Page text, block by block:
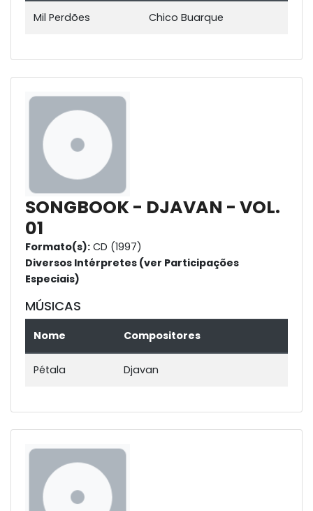
Mil Perdões Chico Buarque
SONGBOOK - DJAVAN - VOL.
01
Formato(s): CD (1997)
Diversos Intérpretes (ver Participações
Especiais)
MÚSICAS
Nome Compositores
Pétala Djavan